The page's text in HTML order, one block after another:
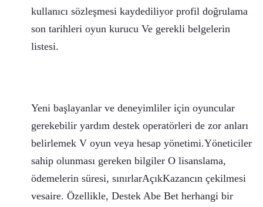
kullanıcı sözleşmesi kaydediliyor profil doğrulama
son tarihleri oyun kurucu Ve gerekli belgelerin
listesi.
Yeni başlayanlar ve deneyimliler için oyuncular
gerekebilir yardım destek operatörleri de zor anları
belirlemek V oyun veya hesap yönetimi.Yöneticiler
sahip olunması gereken bilgiler O lisanslama,
ödemelerin süresi, sınırlarAçıkKazancın çekilmesi
vesaire. Özellikle, Destek Abe Bet herhangi bir